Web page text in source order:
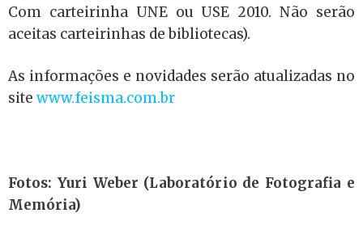
Com carteirinha UNE ou USE 2010. Não serão
aceitas carteirinhas de bibliotecas).
As informações e novidades serão atualizadas no
site www.feisma.com.br
Fotos: Yuri Weber (Laboratório de Fotografia e
Memória)